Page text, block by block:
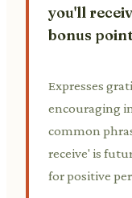
you'll
bonus
Expresses
encouraging
common
receive' is
for positive